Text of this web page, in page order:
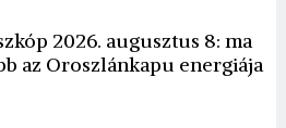
2026. augusztus 8: ma
az Oroszlánkapu energiája
bejelentkezés